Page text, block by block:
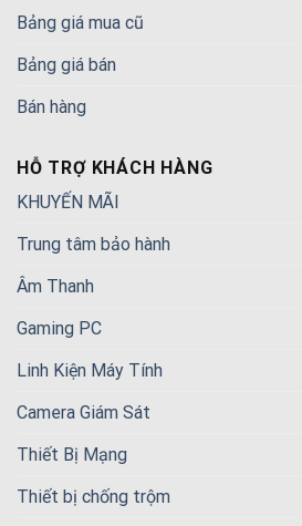
Bảng giá mua cũ
Bảng giá bán
Bán hàng
HỖ TRỢ KHÁCH HÀNG
KHUYẾN MÃI
Trung tâm bảo hành
Âm Thanh
Gaming PC
Linh Kiện Máy Tính
Camera Giám Sát
Thiết Bị Mạng
Thiết bị chống trộm